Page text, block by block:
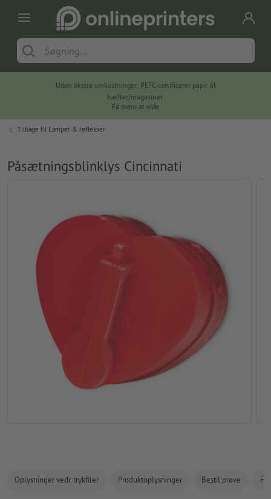
Uden ekstra omkostninger: PEFC-certificeret papir til
hæfter/magasiner.
Få mere at vide
Tilbage til Lamper & reflekser
Påsætningsblinklys Cincinnati
Oplysninger vedr. trykfiler Produktoplysninger Bestil prøve